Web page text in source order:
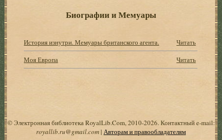
Биографии и Мемуары
История изнутри. Мемуары британского агента.
Читать
Моя Европа
Читать
© Электронная библиотека RoyalLib.Com, 2010-2026. Контактный e-mail:
royallib.ru@gmail.com| Авторам и правообладателям